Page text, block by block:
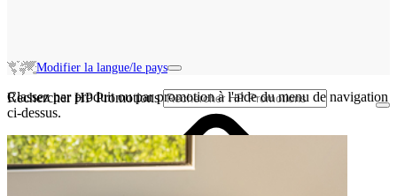
Modifier la langue/le pays
Rechercher HP Promotions
Classez par produit ou par promotion à l'aide du menu de navigation
ci-dessus.